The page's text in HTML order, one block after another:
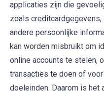
applicaties zijn die
zoals
andere persoonlijke
kan worden misbruikt om
online accounts te stelen,
transacties te doen of
doeleinden. Daarom is het